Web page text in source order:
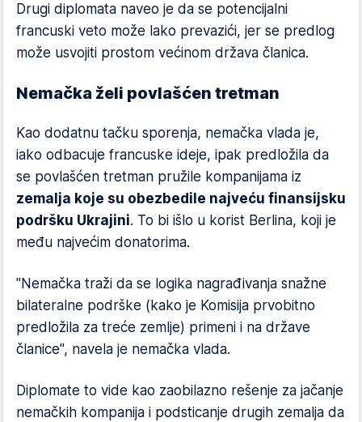
Drugi diplomata naveo je da se potencijalni
francuski veto može lako prevazići, jer se predlog
može usvojiti prostom većinom država članica.
Nemačka želi povlašćen tretman
Kao dodatnu tačku sporenja, nemačka vlada je,
iako odbacuje francuske ideje, ipak predložila da
se povlašćen tretman pružile kompanijama iz
zemalja koje su obezbedile najveću finansijsku
podršku Ukrajini. To bi išlo u korist Berlina, koji je
među najvećim donatorima.
"Nemačka traži da se logika nagrađivanja snažne
bilateralne podrške (kako je Komisija prvobitno
predložila za treće zemlje) primeni i na države
članice", navela je nemačka vlada.
Diplomate to vide kao zaobilazno rešenje za jačanje
nemačkih kompanija i podsticanje drugih zemalja da